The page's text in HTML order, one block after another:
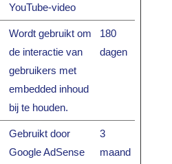
YouTube-video
Wordt gebruikt om
de interactie van
gebruikers met
embedded inhoud
bij te houden.
180
dagen
Gebruikt door
Google AdSense
3
maand